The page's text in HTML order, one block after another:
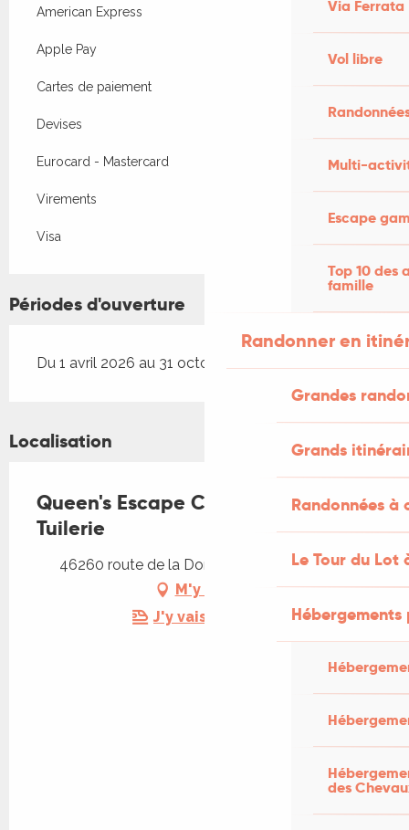
Via Ferrata
Vol libre
Multi-
Escape
Top 10 des
famille
Randonner en
Grandes
Grands
Randonnées
Le Tour du Lot
des
American Express
Apple Pay
Cartes de paiement
Devises
Eurocard - Mastercard
Virements
Visa
Périodes d'ouverture
Du 1 avril 2026 au 31 octobre 2026
Localisation
Queen's Escape Château de la
Tuilerie
46260 route de la Dordogne, 46600 Martel
M'y rendre
J'y vais en train !